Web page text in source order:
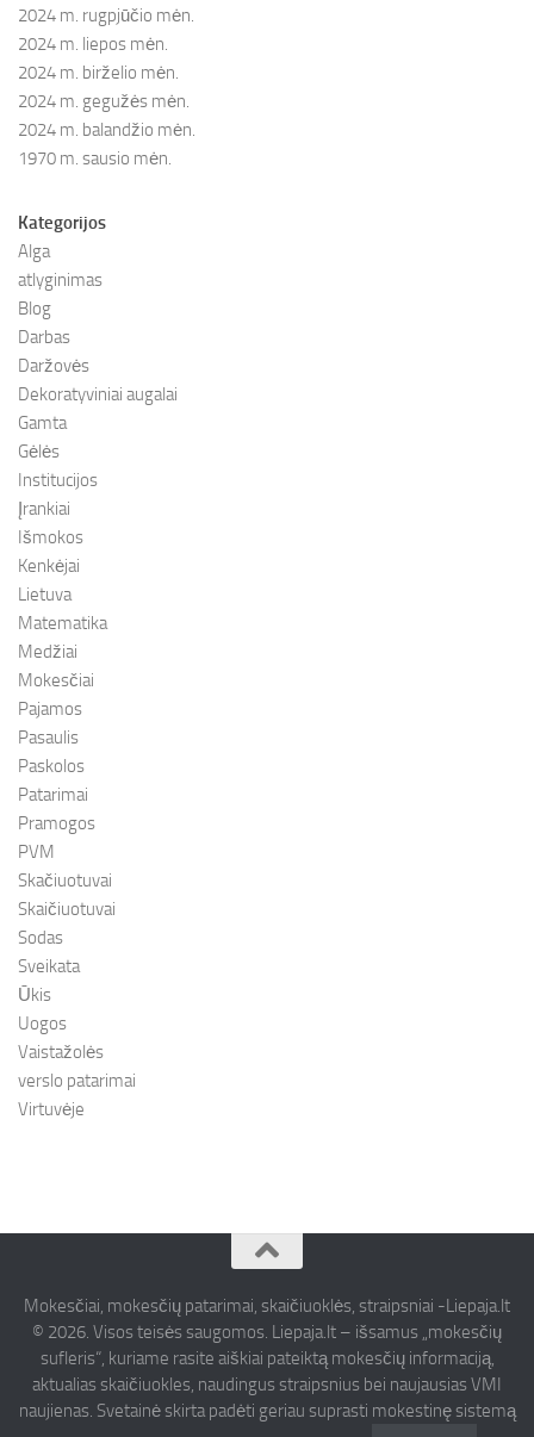
2024 m. rugpjūčio mėn.
2024 m. liepos mėn.
2024 m. birželio mėn.
2024 m. gegužės mėn.
2024 m. balandžio mėn.
1970 m. sausio mėn.
Kategorijos
Alga
atlyginimas
Blog
Darbas
Daržovės
Dekoratyviniai augalai
Gamta
Gėlės
Institucijos
Įrankiai
Išmokos
Kenkėjai
Lietuva
Matematika
Medžiai
Mokesčiai
Pajamos
Pasaulis
Paskolos
Patarimai
Pramogos
PVM
Skačiuotuvai
Skaičiuotuvai
Sodas
Sveikata
Ūkis
Uogos
Vaistažolės
verslo patarimai
Virtuvėje
Mokesčiai, mokesčių patarimai, skaičiuoklės, straipsniai -Liepaja.lt
© 2026. Visos teisės saugomos. Liepaja.lt – išsamus „mokesčių
sufleris“, kuriame rasite aiškiai pateiktą mokesčių informaciją,
aktualias skaičiuokles, naudingus straipsnius bei naujausias VMI
naujienas. Svetainė skirta padėti geriau suprasti mokestinę sistemą